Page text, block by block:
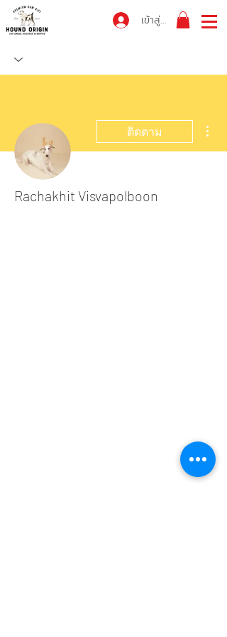
เข้าสู่ระบบ
ติดตาม
Rachakhit Visvapolboon